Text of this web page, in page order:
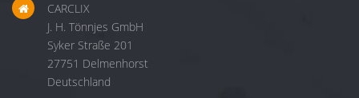
CARCLIX
J. H. Tönnjes GmbH
Syker Straße 201
27751 Delmenhorst
Deutschland